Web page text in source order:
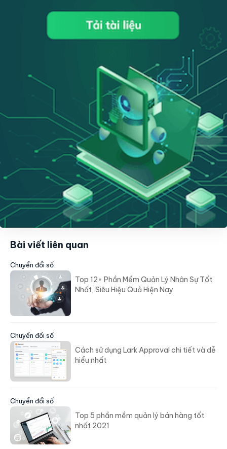
Bài viết liên quan
Chuyển đổi số
Top 12+ Phần Mềm Quản Lý Nhân Sự Tốt
Nhất, Siêu Hiệu Quả Hiện Nay
Chuyển đổi số
Cách sử dụng Lark Approval chi tiết và dễ
hiểu nhất
Chuyển đổi số
Top 5 phần mềm quản lý bán hàng tốt
nhất 2021